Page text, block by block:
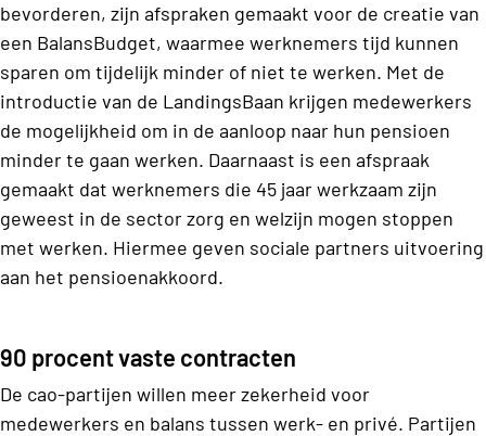
bevorderen, zijn afspraken gemaakt voor de creatie van
een BalansBudget, waarmee werknemers tijd kunnen
sparen om tijdelijk minder of niet te werken. Met de
introductie van de LandingsBaan krijgen medewerkers
de mogelijkheid om in de aanloop naar hun pensioen
minder te gaan werken. Daarnaast is een afspraak
gemaakt dat werknemers die 45 jaar werkzaam zijn
geweest in de sector zorg en welzijn mogen stoppen
met werken. Hiermee geven sociale partners uitvoering
aan het pensioenakkoord.
90 procent vaste contracten
De cao-partijen willen meer zekerheid voor
medewerkers en balans tussen werk- en privé. Partijen